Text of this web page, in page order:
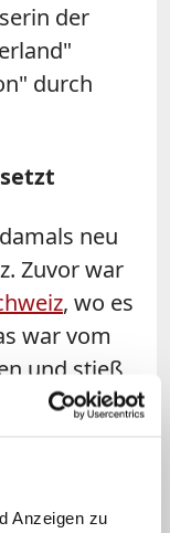
Anzeigen zu
der
durch
neu
Zuvor war
, wo es
war vom
und stieß
und